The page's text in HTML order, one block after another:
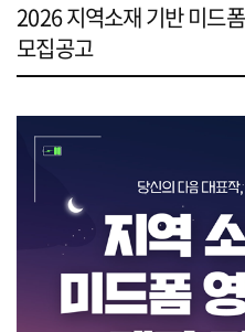
2026 지역소재 기반 미드
모집공고